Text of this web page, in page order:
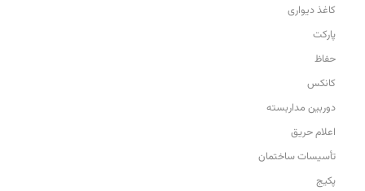
کاغذ دیواری
پارکت
حفاظ
کانکس
دوربین مداربسته
اعلام حریق
تأسیسات ساختمان
پکیج